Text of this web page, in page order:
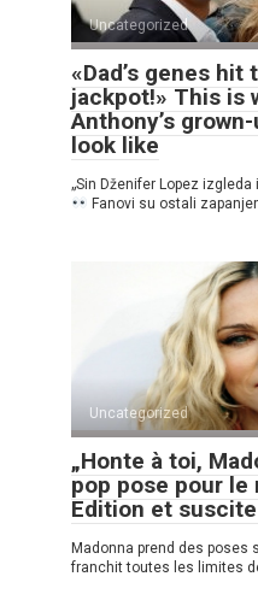
Uncategorized
«Dad’s genes
jackpot!» This is
Anthony’s
look like
„Sin Dženifer Lopez
Fanovi su ostali
Uncategorized
„Honte à toi,
pop pose pour le
Edition et
Madonna prend des poses
franchit toutes les limites